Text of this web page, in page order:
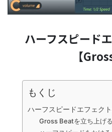
ハーフスピード
【
もくじ
ハーフスピードエフェク
Gross Beatを立ち上げる